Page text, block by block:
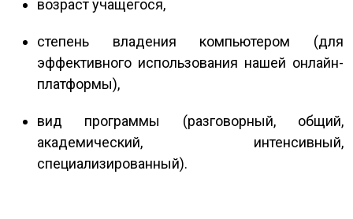
возраст учащегося,
степень владения компьютером (для
эффективного использования нашей онлайн-
платформы),
вид программы (разговорный, общий,
академический, интенсивный,
специализированный).